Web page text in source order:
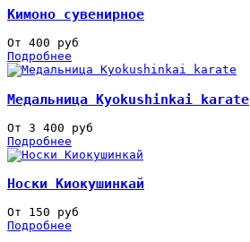
Кимоно сувенирное
От 400 руб
Подробнее
Медальница Kyokushinkai karate
От 3 400 руб
Подробнее
Носки Киокушинкай
От 150 руб
Подробнее